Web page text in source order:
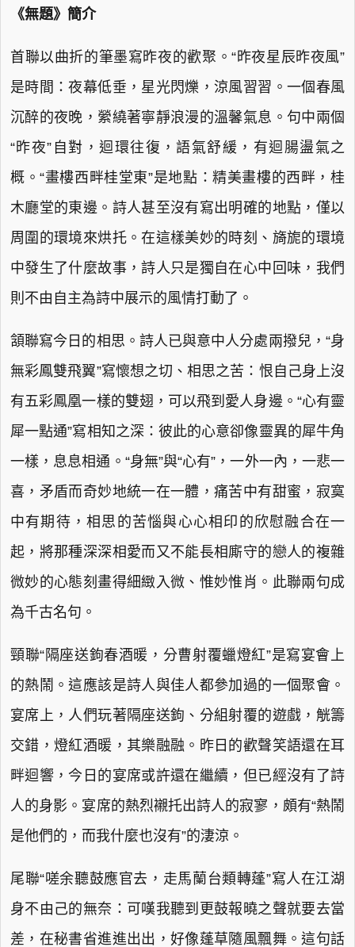
《無題》簡介
首聯以曲折的筆墨寫昨夜的歡聚。“昨夜星辰昨夜風”
是時間：夜幕低垂，星光閃爍，涼風習習。一個春風
沉醉的夜晚，縈繞著寧靜浪漫的溫馨氣息。句中兩個
“昨夜”自對，迴環往復，語氣舒緩，有迴腸盪氣之
概。“畫樓西畔桂堂東”是地點：精美畫樓的西畔，桂
木廳堂的東邊。詩人甚至沒有寫出明確的地點，僅以
周圍的環境來烘托。在這樣美妙的時刻、旖旎的環境
中發生了什麼故事，詩人只是獨自在心中回味，我們
則不由自主為詩中展示的風情打動了。
頷聯寫今日的相思。詩人已與意中人分處兩撥兒，“身
無彩鳳雙飛翼”寫懷想之切、相思之苦：恨自己身上沒
有五彩鳳凰一樣的雙翅，可以飛到愛人身邊。“心有靈
犀一點通”寫相知之深：彼此的心意卻像靈異的犀牛角
一樣，息息相通。“身無”與“心有”，一外一內，一悲一
喜，矛盾而奇妙地統一在一體，痛苦中有甜蜜，寂寞
中有期待，相思的苦惱與心心相印的欣慰融合在一
起，將那種深深相愛而又不能長相廝守的戀人的複雜
微妙的心態刻畫得細緻入微、惟妙惟肖。此聯兩句成
為千古名句。
頸聯“隔座送鉤春酒暖，分曹射覆蠟燈紅”是寫宴會上
的熱鬧。這應該是詩人與佳人都參加過的一個聚會。
宴席上，人們玩著隔座送鉤、分組射覆的遊戲，觥籌
交錯，燈紅酒暖，其樂融融。昨日的歡聲笑語還在耳
畔迴響，今日的宴席或許還在繼續，但已經沒有了詩
人的身影。宴席的熱烈襯托出詩人的寂寥，頗有“熱鬧
是他們的，而我什麼也沒有”的淒涼。
尾聯“嗟余聽鼓應官去，走馬蘭台類轉蓬”寫人在江湖
身不由己的無奈：可嘆我聽到更鼓報曉之聲就要去當
差，在秘書省進進出出，好像蓬草隨風飄舞。這句話